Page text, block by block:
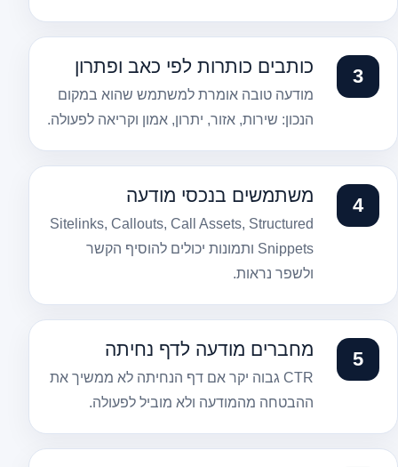
כותבים כותרות לפי כאב ופתרון
מודעה טובה אומרת למשתמש שהוא במקום
הנכון: שירות, אזור, יתרון, אמון וקריאה לפעולה.
משתמשים בנכסי מודעה
Sitelinks, Callouts, Call Assets, Structured
Snippets ותמונות יכולים להוסיף הקשר
ולשפר נראות.
מחברים מודעה לדף נחיתה
CTR גבוה יקר אם דף הנחיתה לא ממשיך את
ההבטחה מהמודעה ולא מוביל לפעולה.